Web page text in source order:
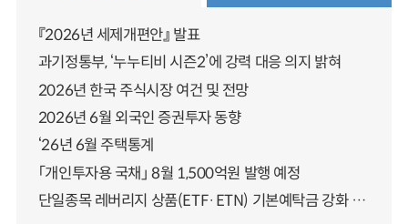
『2026년 세제개편안』 발표
과기정통부, ‘누누티비 시즌2’에 강력 대응 의지 밝혀
2026년 한국 주식시장 여건 및 전망
2026년 6월 외국인 증권투자 동향
‘26년 6월 주택통계
「개인투자용 국채」 8월 1,500억원 발행 예정
단일종목 레버리지 상품(ETF·ETN) 기본예탁금 강화 조기시행 방안 안내